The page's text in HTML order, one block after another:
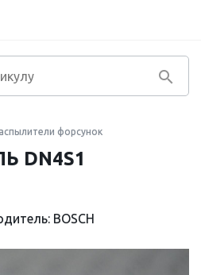
форсунок
DN4S1
BOSCH